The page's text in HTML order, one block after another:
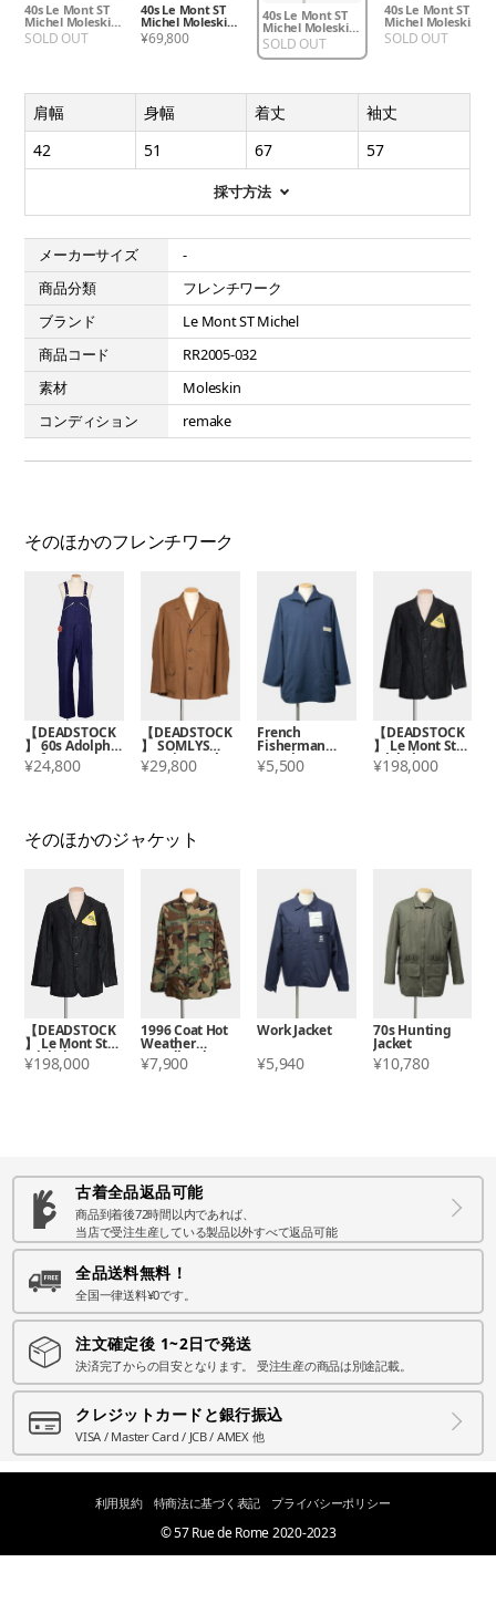
40s Le Mont ST
Michel Moleskin
Jacket
SOLD OUT
40s Le Mont ST
Michel Moleskin
Jacket
¥69,800
40s Le Mont ST
Michel Moleskin
Jacket
SOLD OUT
40s Le Mont ST
Michel Moleskin
Jacket
SOLD OUT
肩幅 身幅 着丈
袖丈
42
51 67 57
採寸方法
メーカーサイズ
-
商品分類
フレンチワーク
ブランド
Le Mont ST Michel
商品コード
RR2005-032
素材
Moleskin
コンディション
remake
そのほかのフレンチワーク
【DEADSTOCK
】 60s Adolphe
Lafont Cotton
Overalls
¥24,800
【DEADSTOCK
】 SOMLYS
Hunting Jacket
¥29,800
French
Fisherman
Smock
¥5,500
【DEADSTOCK
】 Le Mont St
Michel
Moleskin Jacket
¥198,000
そのほかのジャケット
【DEADSTOCK
】 Le Mont St
Michel
Moleskin Jacket
¥198,000
1996 Coat Hot
Weather
WoodlandCam
ouflage Pattern
¥7,900
Work Jacket
¥5,940
70s Hunting
Jacket
¥10,780
古着全品返品可能
商品到着後72時間以内であれば、
当店で受注生産している製品以外すべて返品可能
全品送料無料！
全国一律送料¥0です。
注文確定後 1~2日で発送
決済完了からの目安となります。 受注生産の商品は別途記載。
クレジットカードと銀行振込
VISA / Master Card / JCB / AMEX 他
利用規約 特商法に基づく表記 プライバシーポリシー
© 57 Rue de Rome 2020-2023